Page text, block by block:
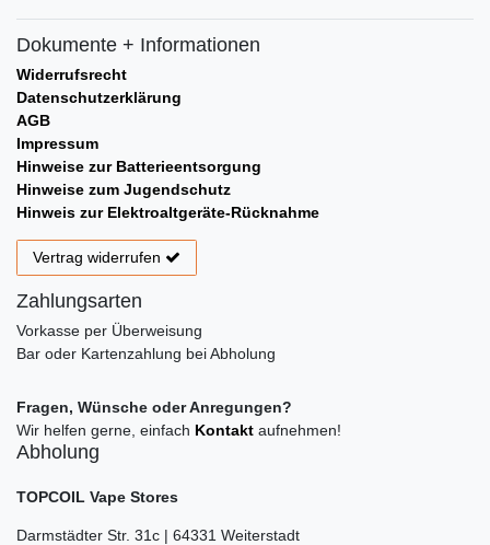
Dokumente + Informationen
Widerrufsrecht
Datenschutzerklärung
AGB
Impressum
Hinweise zur Batterieentsorgung
Hinweise zum Jugendschutz
Hinweis zur Elektroaltgeräte-Rücknahme
Vertrag widerrufen
Zahlungsarten
Vorkasse per Überweisung
Bar oder Kartenzahlung bei Abholung
Fragen, Wünsche oder Anregungen?
Wir helfen gerne, einfach Kontakt aufnehmen!
Abholung
TOPCOIL Vape Stores
Darmstädter Str. 31c | 64331 Weiterstadt